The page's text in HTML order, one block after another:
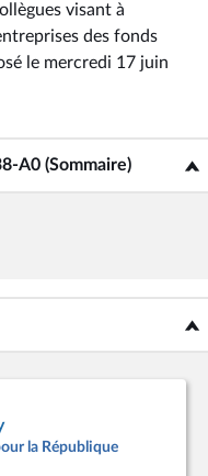
visant à
des fonds
le mercredi 17 juin
A0 (Sommaire)
A0 (Sommaire)</b>
b>
la République